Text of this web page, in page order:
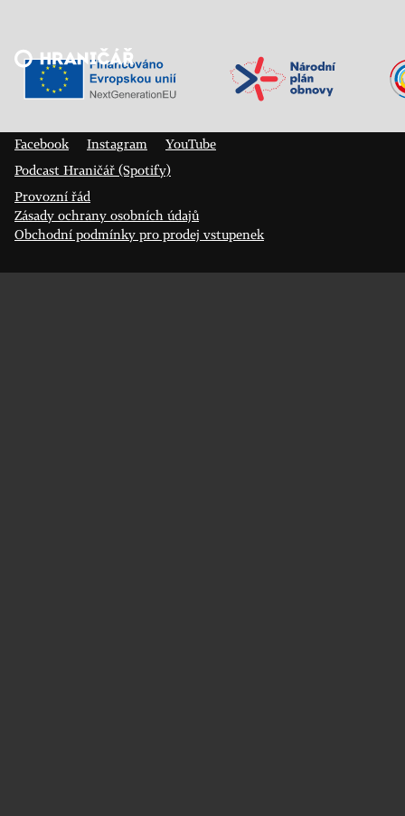
Veřejný sál Hraničář, spolek
Facebook
Instagram
YouTube
Podcast Hraničář (Spotify)
Provozní řád
Zásady ochrany osobních údajů
Obchodní podmínky pro prodej vstupenek